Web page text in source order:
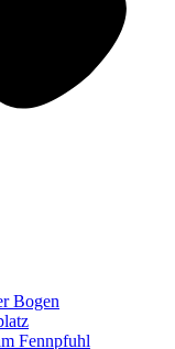
Bogen
Fennpfuhl